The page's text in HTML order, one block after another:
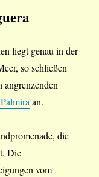
liegt genau in der
so schließen
angrenzenden
an.
die
Die
vom